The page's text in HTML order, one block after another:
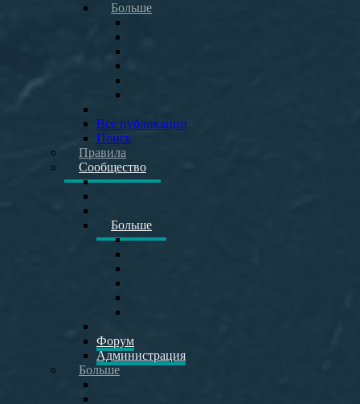
Больше
Все публикации
Поиск
Правила
Сообщество
Больше
Форум
Администрация
Больше